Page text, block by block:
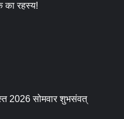
का रहस्य!
2026 सोमवार शुभसंवत्